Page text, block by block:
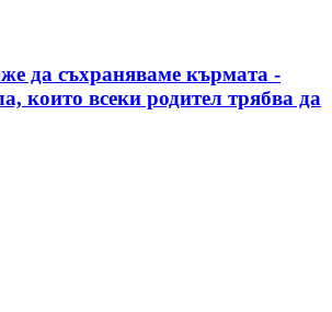
да съхраняваме кърмата -
които всеки родител трябва да